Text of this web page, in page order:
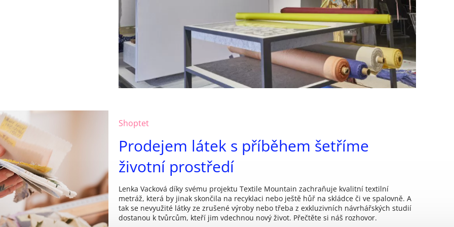
Shoptet
Prodejem látek s příběhem šetříme
životní prostředí
Lenka Vacková díky svému projektu Textile Mountain zachraňuje kvalitní textilní
metráž, která by jinak skončila na recyklaci nebo ještě hůř na skládce či ve spalovně. A
tak se nevyužité látky ze zrušené výroby nebo třeba z exkluzivních návrhářských studií
dostanou k tvůrcům, kteří jim vdechnou nový život. Přečtěte si náš rozhovor.